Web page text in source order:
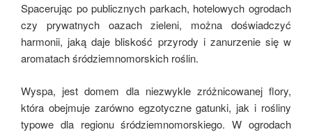
Spacerując po publicznych parkach, hotelowych ogrodach
czy prywatnych oazach zieleni, można doświadczyć
harmonii, jaką daje bliskość przyrody i zanurzenie się w
aromatach śródziemnomorskich roślin.
Wyspa, jest domem dla niezwykle zróżnicowanej flory,
która obejmuje zarówno egzotyczne gatunki, jak i rośliny
typowe dla regionu śródziemnomorskiego. W ogrodach